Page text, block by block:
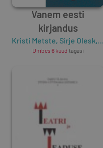
Vanem eesti
kirjandus
Kristi Metste, Sirje Olesk,
Umbes 6 kuud tagasi